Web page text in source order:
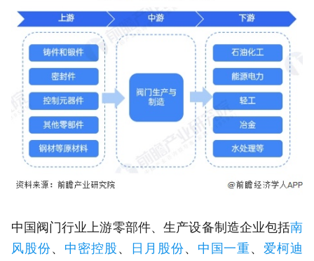
中国阀门行业上游零部件、生产设备制造企业包括南
风股份、 中密控股 、 日月股份、 中国一重 、 爱柯迪